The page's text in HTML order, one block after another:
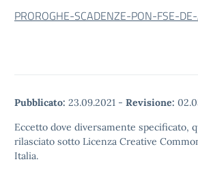
PROROGHE-SCADENZE-PON-FSE-
Pubblicato: 23.09.2021 - Revisione:
Eccetto dove diversamente specificato,
rilasciato sotto Licenza Creative
Italia.